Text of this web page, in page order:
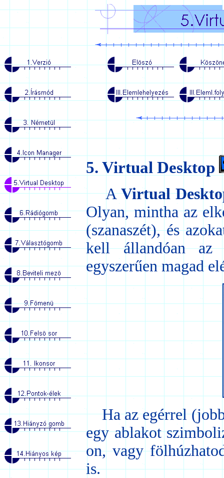
5. Virtual Desktop
AVirtual
Olyan, mintha az
(szanaszét), és
kell állandóan az
egyszerűen magad
Ha az egérrel (jobb
egy ablakot
on, vagy
is.